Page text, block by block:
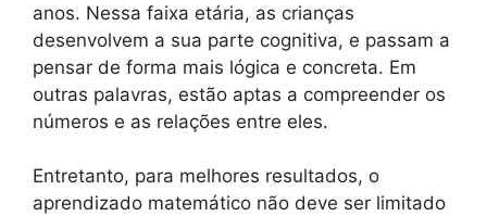
anos. Nessa faixa etária, as crianças
desenvolvem a sua parte cognitiva, e passam a
pensar de forma mais lógica e concreta. Em
outras palavras, estão aptas a compreender os
números e as relações entre eles.
Entretanto, para melhores resultados, o
aprendizado matemático não deve ser limitado